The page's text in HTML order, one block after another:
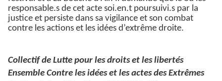
responsable.s de cet acte soi.en.t poursuivi.s par la
justice et persiste dans sa vigilance et son combat
contre les actions et les idées d’extrême droite.
Collectif de Lutte pour les droits et les libertés
Ensemble Contre les idées et les actes des Extrêmes